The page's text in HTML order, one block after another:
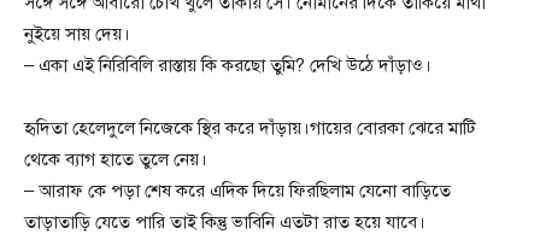
নুইয়ে সায় দেয়।
– একা এই নিরিবিলি রাস্তায় কি করছো তুমি? দেখি উঠে দাঁড়াও।
হৃদিতা হেলেদুলে নিজেকে স্থির করে দাঁড়ায়।গায়ের বোরকা ঝেরে মাটি
থেকে ব্যাগ হাতে তুলে নেয়।
– আরাফ কে পড়া শেষ করে এদিক দিয়ে ফিরছিলাম যেনো বাড়িতে
তাড়াতাড়ি যেতে পারি তাই কিন্তু ভাবিনি এতটা রাত হয়ে যাবে।